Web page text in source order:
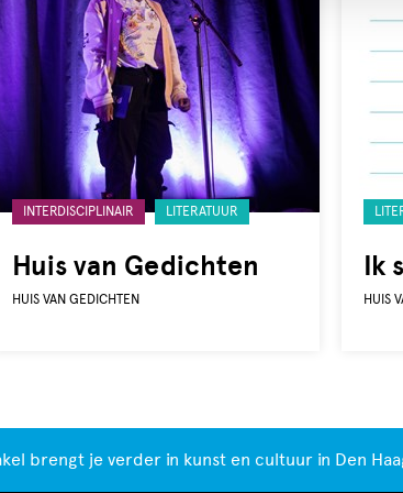
Huis van Gedichten
Gelabeld
met:
INTERDISCIPLINAIR LITERATUUR
HUIS VAN GEDICHTEN
Ik
met:
HUIS
brengt je verder in kunst en cultuur in Den